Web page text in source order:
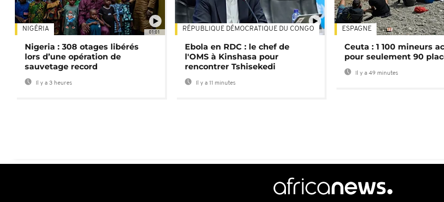
01:01
NIGÉRIA
Nigeria : 308 otages libérés
lors d’une opération de
sauvetage record
Il y a 3 heures
01:02
RÉPUBLIQUE DÉMOCRATIQUE DU CONGO
Ebola en RDC : le chef de
l'OMS à Kinshasa pour
rencontrer Tshisekedi
Il y a 11 minutes
ESPAGNE
Ceuta : 1 100 mineurs
pour seulement 90
Il y a 49 minutes